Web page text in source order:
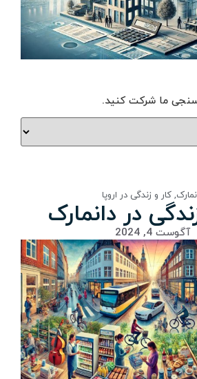
ما شرکت کنید.
, کار و زندگی در اروپا
در دانمارک آگوست 4, 2024